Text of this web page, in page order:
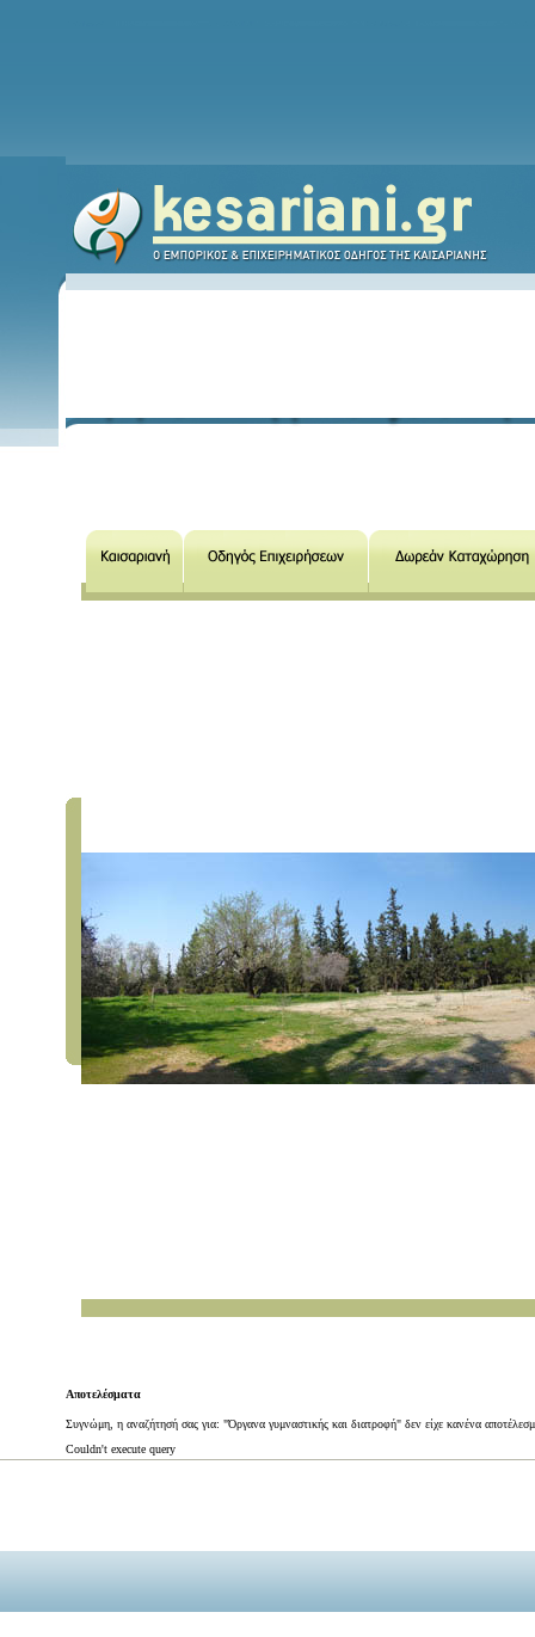
Αποτελέσματα
Συγνώμη, η αναζήτησή σας για: "Όργανα γυμναστικής και διατροφή" δεν είχε κανένα
Couldn't execute query